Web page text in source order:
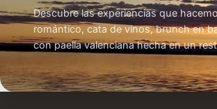
Descubre las experiencias que
romántico, cata de vinos, brunch en
con paella valenciana hecha en un